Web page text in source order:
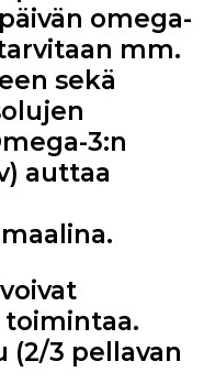
omega-
mm.
sekä
3:n
auttaa
3 pellavan